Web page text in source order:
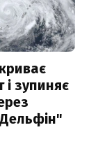
і зупиняє